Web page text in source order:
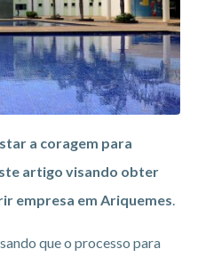
a coragem para
artigo visando obter
empresa em Ariquemes
que o processo para